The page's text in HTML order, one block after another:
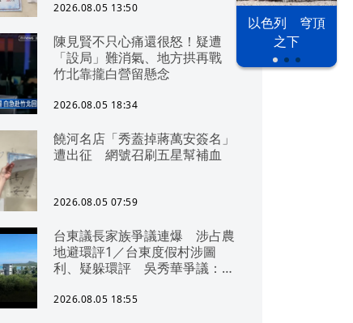
以色列 穹頂
之下
2026.08.05 13:50
陳見賢不只心痛還很怒！疑遭
「設局」難消氣、地方拱再戰
竹北靠攏白營留懸念
2026.08.05 18:34
饒河名店「秀蓋掉蔣萬安簽名」
遭出征 網號召刷五星幫補血
2026.08.05 07:59
台東議長家族爭議連爆 涉占農
地避環評1／台東度假村涉圖
利、疑躲環評 吳秀華爭議：概
2026.08.05 18:55